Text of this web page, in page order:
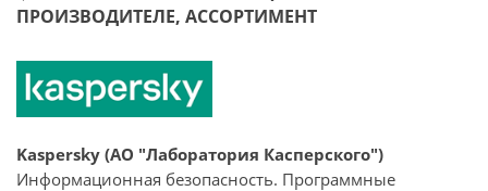
ПРОИЗВОДИТЕЛЕ, АССОРТИМЕНТ
Kaspersky (АО "Лаборатория Касперского")
Информационная безопасность. Программные